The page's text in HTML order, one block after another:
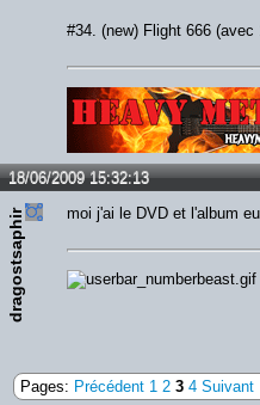
#34. (new) Flight 666
Lien :http://
18/06/2009 15:32:13
dragostsaphir moi j'ai le DVD et l'album eu
Pages: Précédent 1 2 3 4 Suivant